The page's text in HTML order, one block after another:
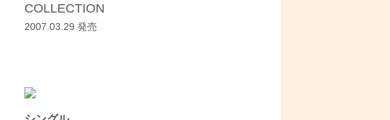
COLLECTION
2007.03.29 発売